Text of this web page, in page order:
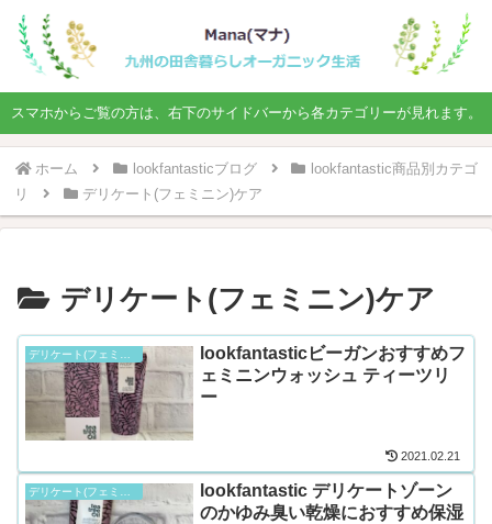
スマホからご覧の方は、右下のサイドバーから各カテゴリーが見れます。
ホーム lookfantasticブログ
lookfantastic商品別カテゴ
リ
デリケート(フェミニン)ケア
デリケート(フェミニン)ケア
lookfantasticビーガンおすすめフ
ェミニンウォッシュ ティーツリ
ー
2021.02.21
lookfantastic デリケートゾーン
のかゆみ臭い乾燥におすすめ保湿